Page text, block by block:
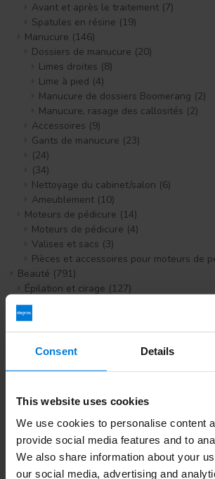
Consent Details
This website uses cookies
We use cookies to personalise content
provide social media features and to
We also share information about your
our social media, advertising and
Avant et après le traitement (7)
Spatules en résine (19)
Manucure (146)
Dossiers de manucure (20)
Limes droites (8)
Lime à pied (4)
Manucure de dossiers Boomerang (2)
Manucure, rasage des callosités (2)
Accessoires (9)
Gants de manucure (23)
(24)
(34)
Nettoyage du cabinet/salon (6)
Ameublement (10)
Moteurs de pédicure (14)
Moteurs de pédicure (4)
Valises et sacs (3)
Pièces et accessoires pour moteurs de
Beauté (791)
Épilation et cirage (127)
Résine pour hommes
Cire froide
Modèles de cire(31)
Perles de cire
Cire au sucre(3)
Pots de cire(14)
Blocs de cire(10)
Produits de massage beauté(11)